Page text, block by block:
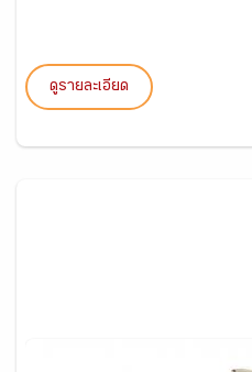
ดูรายละเอียด